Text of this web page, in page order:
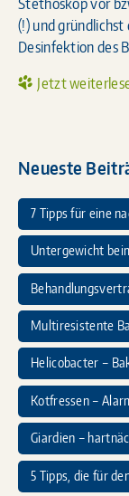
(!) und
Desinfektion des
Jetzt
Neueste
7 Tipps für eine
Untergewicht
Multiresistente
Helicobacter –
Kotfressen –
Giardien –
5 Tipps, die für